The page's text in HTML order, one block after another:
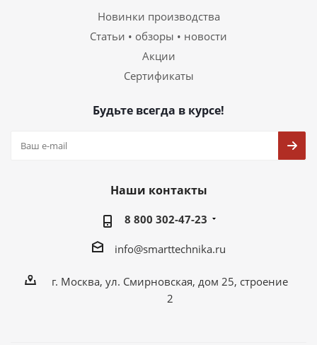
Новинки производства
Статьи • обзоры • новости
Акции
Сертификаты
Будьте всегда в курсе!
Наши контакты
8 800 302-47-23
info@smarttechnika.ru
г. Москва, ул. Смирновская, дом 25, строение
2